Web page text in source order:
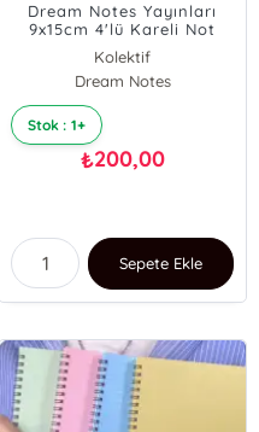
Dream Notes Yayınları
9x15cm 4'lü Kareli Not
Defteri Seti - Renkli Kutu
Kolektif
Dream Notes
Stok : 1+
₺200,00
Sepete Ekle